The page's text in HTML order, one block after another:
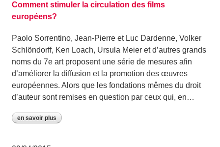
Comment stimuler la circulation des films
européens?
Paolo Sorrentino, Jean-Pierre et Luc Dardenne, Volker
Schlöndorff, Ken Loach, Ursula Meier et d’autres grands
noms du 7e art proposent une série de mesures afin
d’améliorer la diffusion et la promotion des œuvres
européennes. Alors que les fondations mêmes du droit
d’auteur sont remises en question par ceux qui, en…
en savoir plus